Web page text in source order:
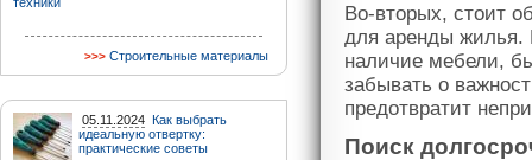
Строительные материалы
05.11.2024 Как выбрать
идеальную отвертку:
практические советы
Во-вторых, стоит
для аренды жилья.
наличие мебели,
забывать о
предотвратит
Поиск